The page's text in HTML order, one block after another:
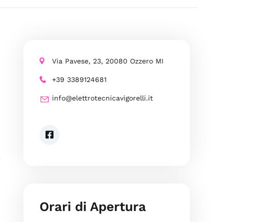
Via Pavese, 23, 20080 Ozzero MI
+39 3389124681
info@elettrotecnicavigorelli.it
Orari di Apertura